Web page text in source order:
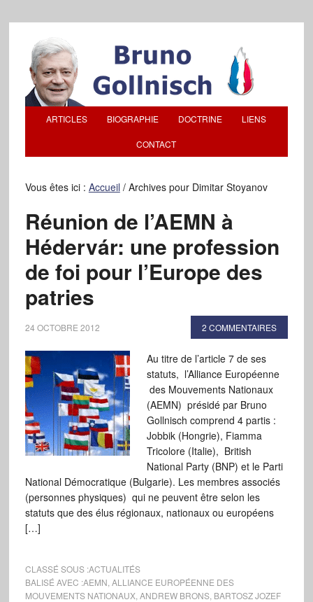
ARTICLES BIOGRAPHIE DOCTRINE LIENS
CONTACT
Vous êtes ici : Accueil /Archives pour Dimitar Stoyanov
Réunion de l’AEMN à
Hédervár: une profession
de foi pour l’Europe des
patries
24 OCTOBRE 2012 2 COMMENTAIRES
Au titre de l’article 7 de ses
statuts, l’Alliance Européenne
des Mouvements Nationaux
(AEMN) présidé par Bruno
Gollnisch comprend 4 partis :
Jobbik (Hongrie), Fiamma
Tricolore (Italie), British
National Party (BNP) et le Parti
National Démocratique (Bulgarie). Les membres associés
(personnes physiques) qui ne peuvent être selon les
statuts que des élus régionaux, nationaux ou européens
[…]
CLASSÉ SOUS :ACTUALITÉS
BALISÉ AVEC :AEMN ALLIANCE EUROPÉENNE DES
MOUVEMENTS NATIONAUX, ANDREW BRONS, BARTOSZ JOZEF